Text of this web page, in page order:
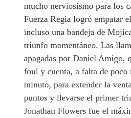
mucho nerviosismo para los
Fuerza Regia logró empatar
incluso una bandeja de
triunfo momentáneo. Las
apagadas por Daniel Amigo,
foul y cuenta, a falta de poco
minuto, para extender la
puntos y llevarse el primer
Jonathan Flowers fue el